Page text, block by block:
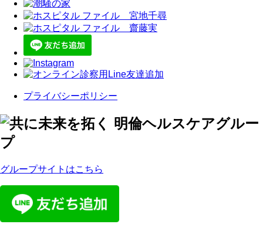
プライバシーポリシー
グループサイトはこちら